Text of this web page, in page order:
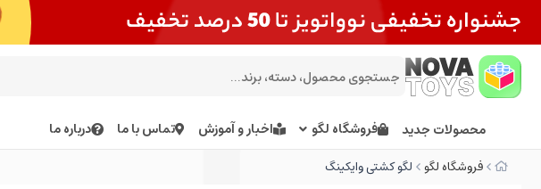
محصولات جدید فروشگاه لگو اخبار و آموزش تماس با ما درباره ما
فروشگاه لگو لگو کشتی وایکینگ